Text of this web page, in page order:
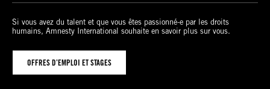
Si vous avez du talent et que vous êtes passionné-e par les droits
humains, Amnesty International souhaite en savoir plus sur vous.
OFFRES D’EMPLOI ET STAGES